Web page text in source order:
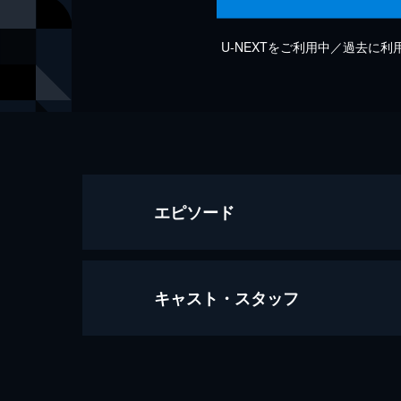
U-NEXTをご利用中／過去に利
エピソード
夏の終わり (Studio Session 2016)
キャスト・スタッフ